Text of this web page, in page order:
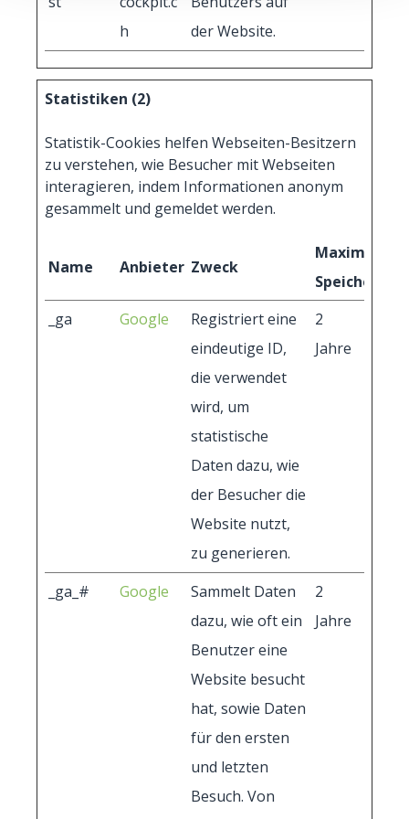
h
der Website.
Statistiken (2)
Statistik-Cookies helfen Webseiten-Besitzern
zu verstehen, wie Besucher mit Webseiten
interagieren, indem Informationen anonym
gesammelt und gemeldet werden.
Name Anbieter Zweck
Maximale
_ga
Google
Registriert eine
eindeutige ID,
die verwendet
wird, um
statistische
Daten dazu, wie
der Besucher die
Website nutzt,
zu generieren.
2
Jahre
_ga_# Google
Sammelt Daten
dazu, wie oft ein
Benutzer eine
Website besucht
hat, sowie Daten
für den ersten
und letzten
Besuch. Von
2
Jahre